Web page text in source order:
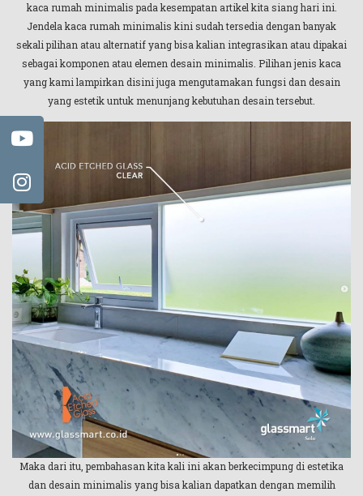
kaca rumah minimalis pada kesempatan artikel kita siang hari ini.
Jendela kaca rumah minimalis kini sudah tersedia dengan banyak
sekali pilihan atau alternatif yang bisa kalian integrasikan atau dipakai
sebagai komponen atau elemen desain minimalis. Pilihan jenis kaca
yang kami lampirkan disini juga mengutamakan fungsi dan desain
yang estetik untuk menunjang kebutuhan desain tersebut.
Maka dari itu, pembahasan kita kali ini akan berkecimpung di estetika
dan desain minimalis yang bisa kalian dapatkan dengan memilih